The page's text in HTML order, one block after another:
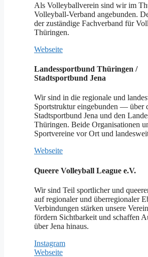
Als Volleyballverein sind wir im
Volleyball-Verband angebunden.
der zuständige Fachverband für
Thüringen.
Webseite
Landessportbund Thüringen /
Stadtsportbund Jena
Wir sind in die regionale und
Sportstruktur eingebunden — über
Stadtsportbund Jena und den
Thüringen. Beide Organisationen
Sportvereine vor Ort und
Webseite
Queere Volleyball League e.V.
Wir sind Teil sportlicher und
auf regionaler und überregionaler
Verbindungen stärken unsere
fördern Sichtbarkeit und schaffen
über Jena hinaus.
Instagram
Webseite